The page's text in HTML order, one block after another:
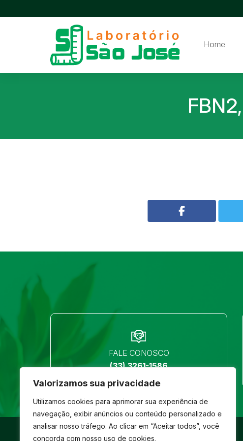
Valorizamos sua privacidade
Utilizamos cookies para aprimorar sua experiência de
navegação, exibir anúncios ou conteúdo personalizado e
analisar nosso tráfego. Ao clicar em “Aceitar todos”, você
concorda com nosso uso de cookies.
Home
FALE CONOSCO
(33) 3261-1586
© São José- Todos os direitos reservados